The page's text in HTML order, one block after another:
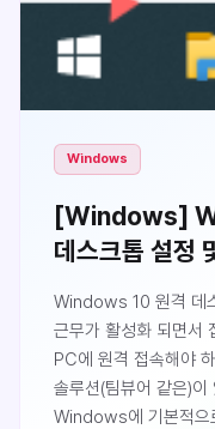
Windows
[Windows]
데스크톱 설정
Windows 10 원격 데
근무가 활성화 되면서
PC에 원격 접속해야
솔루션(팀뷰어 같은)이
Windows에 기본적으